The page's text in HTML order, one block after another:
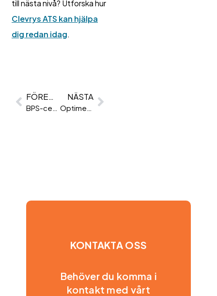
till nästa nivå? Utforska hur
Clevrys ATS kan hjälpa
dig redan idag.
FÖREGÅENDE NÄSTA
KONTAKTA OSS
Behöver du komma i
kontakt med vårt